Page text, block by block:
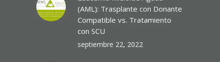
(AML): Trasplante con Donante
Compatible vs. Tratamiento
con SCU
septiembre 22, 2022